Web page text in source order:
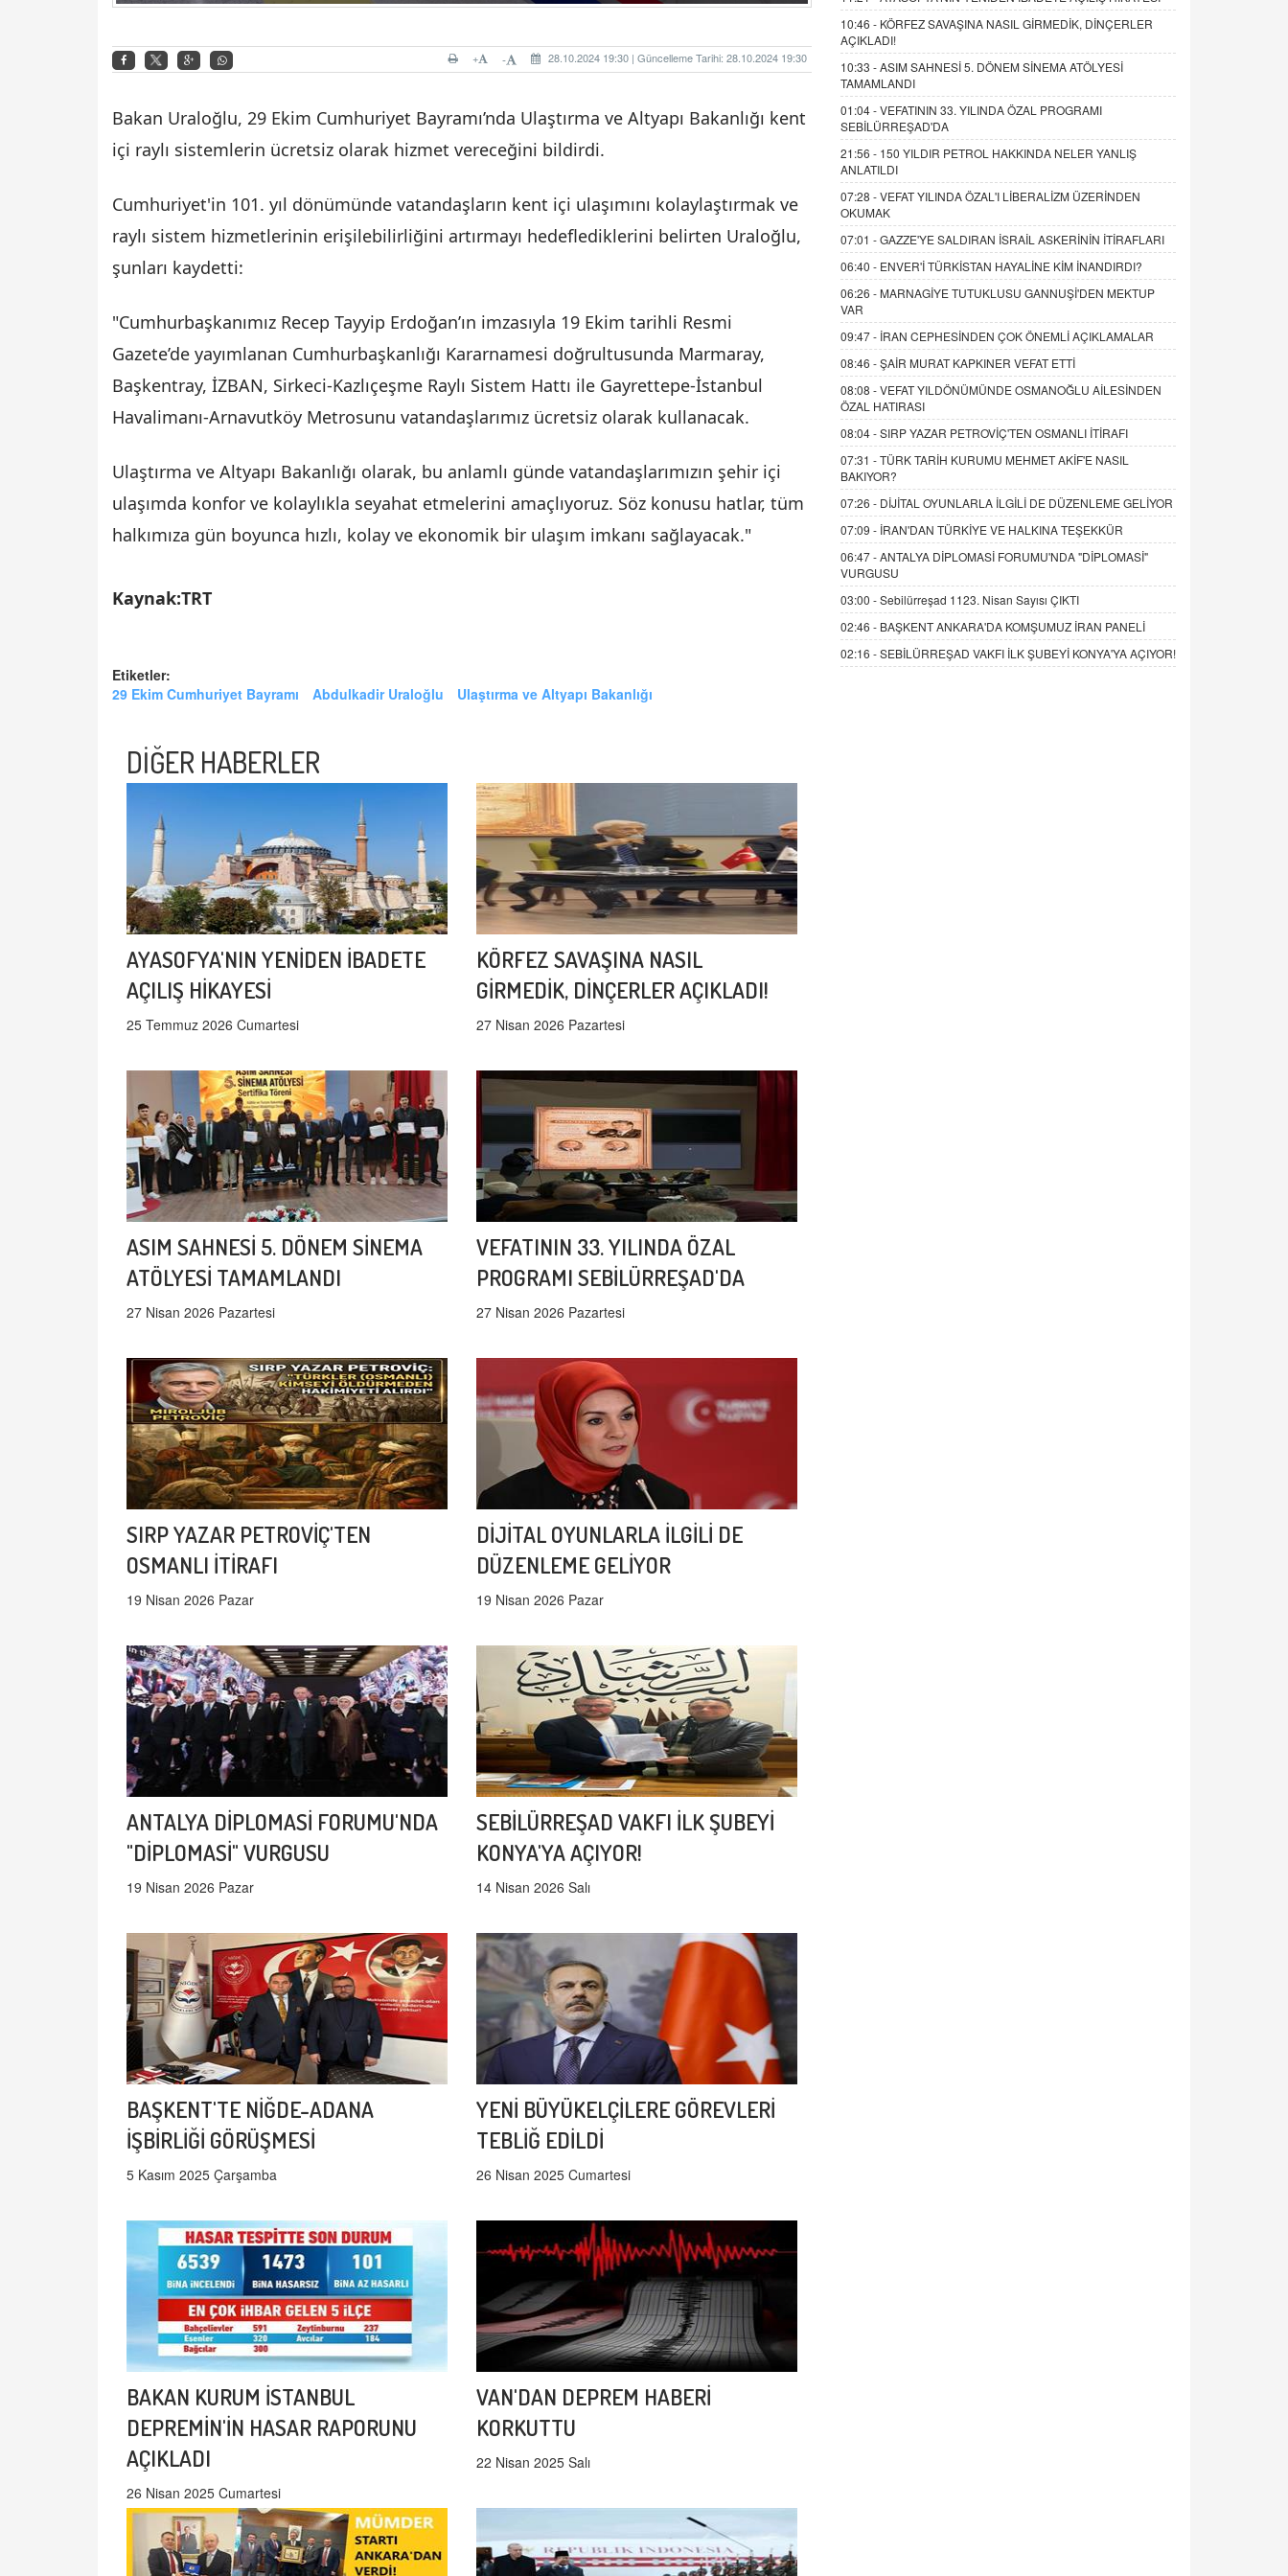
28.10.2024 19:30 | Güncelleme Tarihi: 28.10.2024 19:30
-
+
Bakan Uraloğlu, 29 Ekim Cumhuriyet Bayramı’nda Ulaştırma ve Altyapı Bakanlığı kent
içi raylı sistemlerin ücretsiz olarak hizmet vereceğini bildirdi.
Cumhuriyet'in 101. yıl dönümünde vatandaşların kent içi ulaşımını kolaylaştırmak ve
raylı sistem hizmetlerinin erişilebilirliğini artırmayı hedeflediklerini belirten Uraloğlu,
şunları kaydetti:
"Cumhurbaşkanımız Recep Tayyip Erdoğan’ın imzasıyla 19 Ekim tarihli Resmi
Gazete’de yayımlanan Cumhurbaşkanlığı Kararnamesi doğrultusunda Marmaray,
Başkentray, İZBAN, Sirkeci-Kazlıçeşme Raylı Sistem Hattı ile Gayrettepe-İstanbul
Havalimanı-Arnavutköy Metrosunu vatandaşlarımız ücretsiz olarak kullanacak.
Ulaştırma ve Altyapı Bakanlığı olarak, bu anlamlı günde vatandaşlarımızın şehir içi
ulaşımda konfor ve kolaylıkla seyahat etmelerini amaçlıyoruz. Söz konusu hatlar, tüm
halkımıza gün boyunca hızlı, kolay ve ekonomik bir ulaşım imkanı sağlayacak."
Kaynak:TRT
Etiketler:
29 Ekim Cumhuriyet Bayramı
Abdulkadir Uraloğlu Ulaştırma ve Altyapı Bakanlığı
DİĞER HABERLER
AYASOFYA'NIN YENİDEN İBADETE
AÇILIŞ HİKAYESİ
25 Temmuz 2026 Cumartesi
KÖRFEZ SAVAŞINA NASIL
GİRMEDİK, DİNÇERLER AÇIKLADI!
27 Nisan 2026 Pazartesi
ASIM SAHNESİ 5. DÖNEM SİNEMA
ATÖLYESİ TAMAMLANDI
27 Nisan 2026 Pazartesi
VEFATININ 33. YILINDA ÖZAL
PROGRAMI SEBİLÜRREŞAD'DA
27 Nisan 2026 Pazartesi
SIRP YAZAR PETROVİÇ'TEN
OSMANLI İTİRAFI
19 Nisan 2026 Pazar
DİJİTAL OYUNLARLA İLGİLİ DE
DÜZENLEME GELİYOR
19 Nisan 2026 Pazar
ANTALYA DİPLOMASİ FORUMU'NDA
"DİPLOMASİ" VURGUSU
19 Nisan 2026 Pazar
SEBİLÜRREŞAD VAKFI İLK ŞUBEYİ
KONYA'YA AÇIYOR!
14 Nisan 2026 Salı
BAŞKENT'TE NİĞDE-ADANA
İŞBİRLİĞİ GÖRÜŞMESİ
5 Kasım 2025 Çarşamba
YENİ BÜYÜKELÇİLERE GÖREVLERİ
TEBLİĞ EDİLDİ
26 Nisan 2025 Cumartesi
BAKAN KURUM İSTANBUL
DEPREMİN'İN HASAR RAPORUNU
AÇIKLADI
26 Nisan 2025 Cumartesi
VAN'DAN DEPREM HABERİ
KORKUTTU
22 Nisan 2025 Salı
10:46 - KÖRFEZ SAVAŞINA NASIL GİRMEDİK, DİNÇERLER
AÇIKLADI!
10:33 -ASIM SAHNESİ 5. DÖNEM SİNEMA ATÖLYESİ
TAMAMLANDI
01:04 -VEFATININ 33. YILINDA ÖZAL PROGRAMI
SEBİLÜRREŞAD'DA
21:56 - 150 YILDIR PETROL HAKKINDA NELER YANLIŞ
ANLATILDI
07:28 -VEFAT YILINDA ÖZAL'I LİBERALİZM ÜZERİNDEN
OKUMAK
07:01 -GAZZE'YE SALDIRAN İSRAİL ASKERİNİN İTİRAFLARI
06:40 - ENVER'İ TÜRKİSTAN HAYALİNE KİM İNANDIRDI?
06:26 - MARNAGİYE TUTUKLUSU GANNUŞİ'DEN MEKTUP
VAR
09:47 - İRAN CEPHESİNDEN ÇOK ÖNEMLİ AÇIKLAMALAR
08:46 -ŞAİR MURAT KAPKINER VEFAT ETTİ
08:08 -VEFAT YILDÖNÜMÜNDE OSMANOĞLU AİLESİNDEN
ÖZAL HATIRASI
08:04 -SIRP YAZAR PETROVİÇ'TEN OSMANLI İTİRAFI
07:31 -TÜRK TARİH KURUMU MEHMET AKİF'E NASIL
BAKIYOR?
07:26 - DİJİTAL OYUNLARLA İLGİLİ DE DÜZENLEME GELİYOR
07:09 - İRAN'DAN TÜRKİYE VE HALKINA TEŞEKKÜR
06:47 -ANTALYA DİPLOMASİ FORUMU'NDA "DİPLOMASİ"
VURGUSU
03:00 -Sebilürreşad 1123. Nisan Sayısı ÇIKTI
02:46 - BAŞKENT ANKARA'DA KOMŞUMUZ İRAN PANELİ
02:16 -SEBİLÜRREŞAD VAKFI İLK ŞUBEYİ KONYA'YA AÇIYOR!